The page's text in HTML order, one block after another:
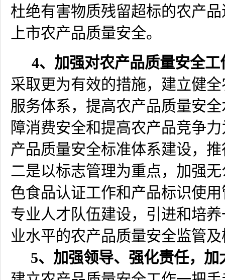
杜绝有害物质残留超标的农产
上市农产品质量安全。
4、加强对农产品质量安全
采取更为有效的措施，建立健
服务体系，提高农产品质量安
障消费安全和提高农产品竞争
产品质量安全标准体系建设，
二是以标志管理为重点，加强
色食品认证工作和产品标识使
专业人才队伍建设，引进和培
业水平的农产品质量安全监管
5、加强领导、强化责任，加